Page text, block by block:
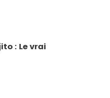
: Le vrai